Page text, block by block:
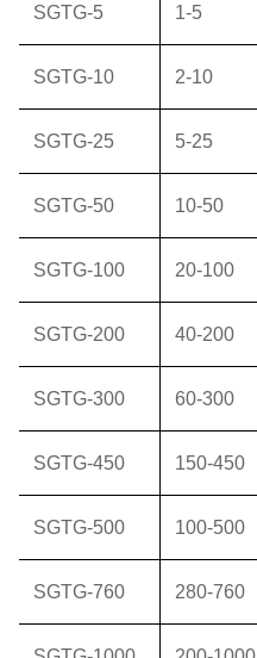
SGTG-5 1-5
SGTG-10 2-10
SGTG-25 5-25
SGTG-50 10-50
SGTG-100 20-100
SGTG-200 40-200
SGTG-300 60-300
SGTG-450 150-450
SGTG-500 100-500
SGTG-760 280-760